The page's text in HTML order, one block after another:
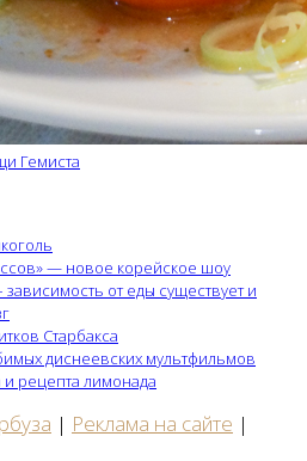
Гемиста
— новое корейское шоу
от еды существует и
Старбакса
диснеевских мультфильмов
и рецепта лимонада
| Реклама на сайте |